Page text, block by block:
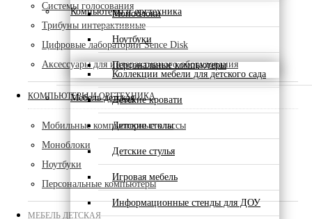
Компьютеры и оргтехника
Моноблоки
Ноутбуки
Персональные компьютеры
Мебель детская
Коллекции мебели для детского сада
Детские кровати
Детские столы
Детские стулья
Игровая мебель
Информационные стенды для ДОУ
Системы голосования
Трибуны интерактивные
Цифровые лаборатории Sence Disk
Аксессуары для интерактивного оборудования
КОМПЬЮТЕРЫ И ОРГТЕХНИКА
Мобильные компьютерные классы
Моноблоки
Ноутбуки
Персональные компьютеры
МЕБЕЛЬ ДЕТСКАЯ